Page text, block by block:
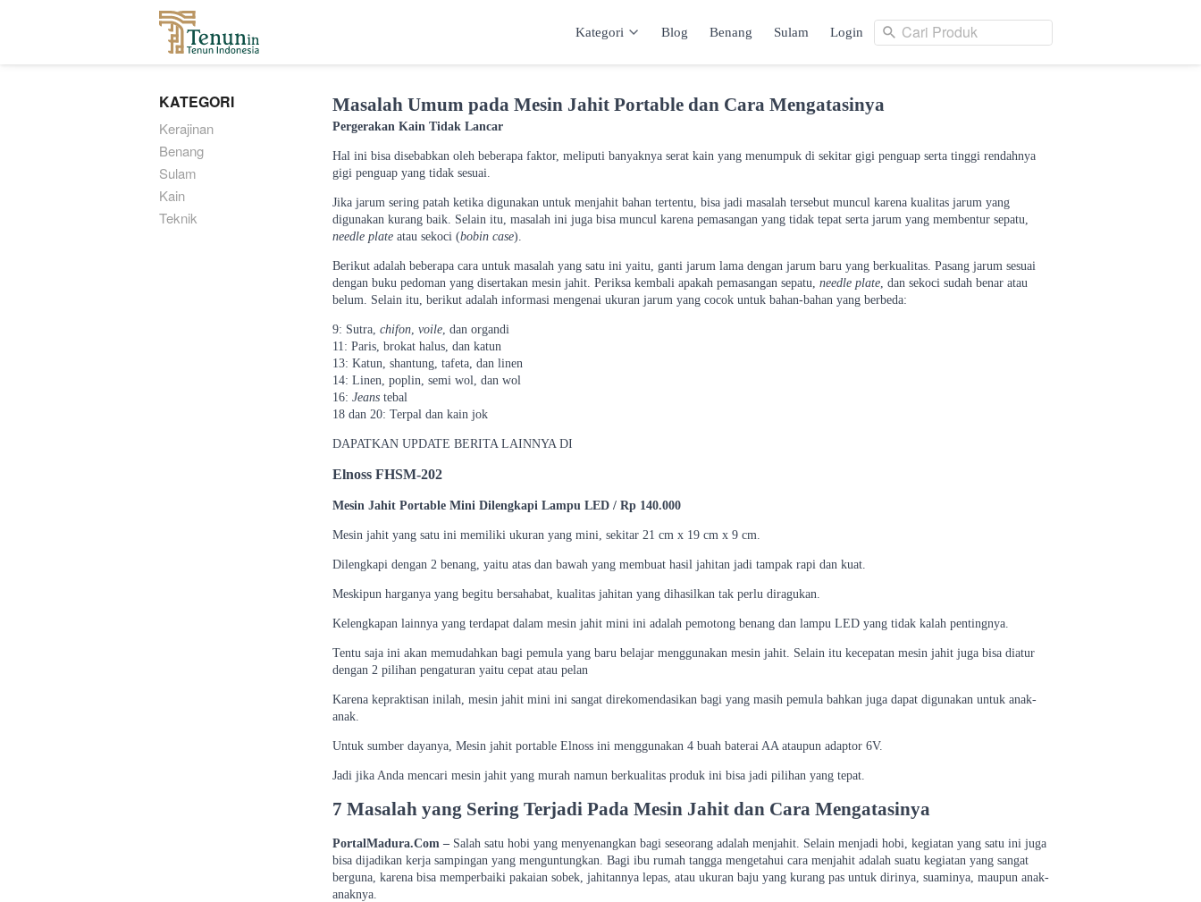
Cari Produk
Kategori Blog Benang Sulam Login Cari Produk
KATEGORI
Kerajinan
Benang
Sulam
Kain
Teknik
Masalah Umum pada Mesin Jahit Portable dan Cara Mengatasinya
Pergerakan Kain Tidak Lancar
Hal ini bisa disebabkan oleh beberapa faktor, meliputi banyaknya serat kain yang menumpuk di sekitar gigi penguap serta tinggi rendahnya
gigi penguap yang tidak sesuai.
Jika jarum sering patah ketika digunakan untuk menjahit bahan tertentu, bisa jadi masalah tersebut muncul karena kualitas jarum yang
digunakan kurang baik. Selain itu, masalah ini juga bisa muncul karena pemasangan yang tidak tepat serta jarum yang membentur sepatu,
needle plate atau sekoci (bobin case).
Berikut adalah beberapa cara untuk masalah yang satu ini yaitu, ganti jarum lama dengan jarum baru yang berkualitas. Pasang jarum sesuai
dengan buku pedoman yang disertakan mesin jahit. Periksa kembali apakah pemasangan sepatu,needle plate, dan sekoci sudah benar atau
belum. Selain itu, berikut adalah informasi mengenai ukuran jarum yang cocok untuk bahan-bahan yang berbeda:
9: Sutra,chifon,voile, dan organdi
11: Paris, brokat halus, dan katun
13: Katun, shantung, tafeta, dan linen
14: Linen, poplin, semi wol, dan wol
16:Jeans tebal
18 dan 20: Terpal dan kain jok
DAPATKAN UPDATE BERITA LAINNYA DI
Elnoss FHSM-202
Mesin Jahit Portable Mini Dilengkapi Lampu LED / Rp 140.000
Mesin jahit yang satu ini memiliki ukuran yang mini, sekitar 21 cm x 19 cm x 9 cm.
Dilengkapi dengan 2 benang, yaitu atas dan bawah yang membuat hasil jahitan jadi tampak rapi dan kuat.
Meskipun harganya yang begitu bersahabat, kualitas jahitan yang dihasilkan tak perlu diragukan.
Kelengkapan lainnya yang terdapat dalam mesin jahit mini ini adalah pemotong benang dan lampu LED yang tidak kalah pentingnya.
Tentu saja ini akan memudahkan bagi pemula yang baru belajar menggunakan mesin jahit. Selain itu kecepatan mesin jahit juga bisa diatur
dengan 2 pilihan pengaturan yaitu cepat atau pelan
Karena kepraktisan inilah, mesin jahit mini ini sangat direkomendasikan bagi yang masih pemula bahkan juga dapat digunakan untuk anak-
anak.
Untuk sumber dayanya, Mesin jahit portable Elnoss ini menggunakan 4 buah baterai AA ataupun adaptor 6V.
Jadi jika Anda mencari mesin jahit yang murah namun berkualitas produk ini bisa jadi pilihan yang tepat.
7 Masalah yang Sering Terjadi Pada Mesin Jahit dan Cara Mengatasinya
PortalMadura.Com – Salah satu hobi yang menyenangkan bagi seseorang adalah menjahit. Selain menjadi hobi, kegiatan yang satu ini juga
bisa dijadikan kerja sampingan yang menguntungkan. Bagi ibu rumah tangga mengetahui cara menjahit adalah suatu kegiatan yang sangat
berguna, karena bisa memperbaiki pakaian sobek, jahitannya lepas, atau ukuran baju yang kurang pas untuk dirinya, suaminya, maupun anak-
anaknya.